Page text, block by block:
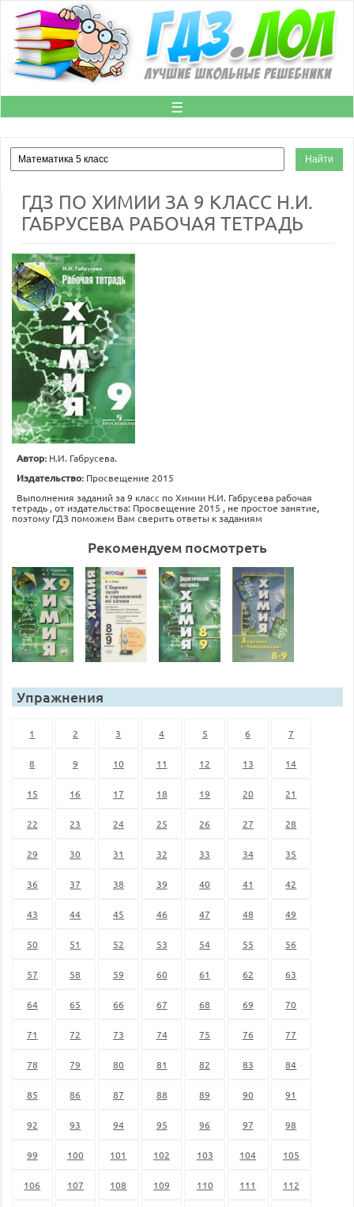
☰
ГДЗ ПО ХИМИИ ЗА 9 КЛАСС Н.И.
ГАБРУСЕВА РАБОЧАЯ ТЕТРАДЬ
Автор: Н.И. Габрусева.
Издательство: Просвещение 2015
Выполнения заданий за 9 класс по Химии Н.И. Габрусева рабочая
тетрадь , от издательства: Просвещение 2015 , не простое занятие,
поэтому ГДЗ поможем Вам сверить ответы к заданиям
Рекомендуем посмотреть
Упражнения
1 2 3 4 5 6 7
8 9 10 11 12 13 14
15 16 17 18 19 20 21
22 23 24 25 26 27 28
29 30 31 32 33 34 35
36 37 38 39 40 41 42
43 44 45 46 47 48 49
50 51 52 53 54 55 56
57 58 59 60 61 62 63
64 65 66 67 68 69 70
71 72 73 74 75 76 77
78 79 80 81 82 83 84
85 86 87 88 89 90 91
92 93 94 95 96 97 98
99 100 101 102 103 104 105
106 107 108 109 110 111 112